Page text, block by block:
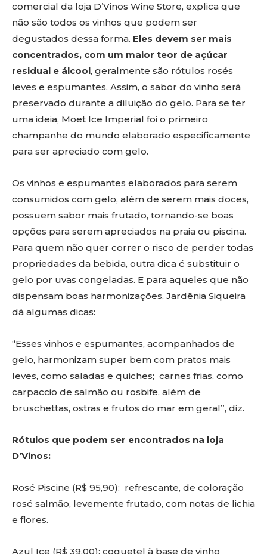
comercial da loja D’Vinos Wine Store, explica que
não são todos os vinhos que podem ser
degustados dessa forma. Eles devem ser mais
concentrados, com um maior teor de açúcar
residual e álcool, geralmente são rótulos rosés
leves e espumantes. Assim, o sabor do vinho será
preservado durante a diluição do gelo. Para se ter
uma ideia, Moet Ice Imperial foi o primeiro
champanhe do mundo elaborado especificamente
para ser apreciado com gelo.
Os vinhos e espumantes elaborados para serem
consumidos com gelo, além de serem mais doces,
possuem sabor mais frutado, tornando-se boas
opções para serem apreciados na praia ou piscina.
Para quem não quer correr o risco de perder todas
propriedades da bebida, outra dica é substituir o
gelo por uvas congeladas. E para aqueles que não
dispensam boas harmonizações, Jardênia Siqueira
dá algumas dicas:
“Esses vinhos e espumantes, acompanhados de
gelo, harmonizam super bem com pratos mais
leves, como saladas e quiches; carnes frias, como
carpaccio de salmão ou rosbife, além de
bruschettas, ostras e frutos do mar em geral”, diz.
Rótulos que podem ser encontrados na loja
D’Vinos:
Rosé Piscine (R$ 95,90): refrescante, de coloração
rosé salmão, levemente frutado, com notas de lichia
e flores.
Azul Ice (R$ 39,00): coquetel à base de vinho